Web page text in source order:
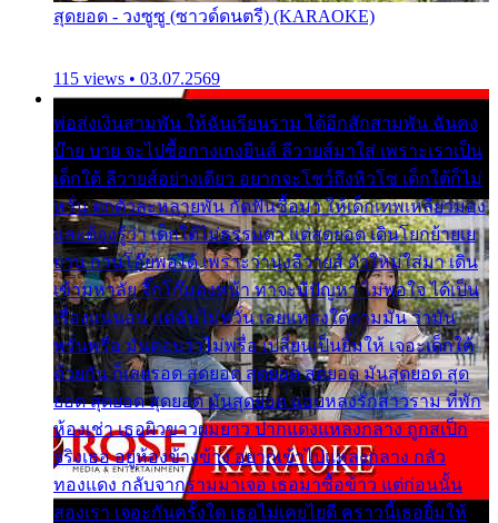
สุดยอด - วงซูซู (ซาวด์ดนตรี) (KARAOKE)
115 views • 03.07.2569
พ่อส่งเงินสามพัน ให้ฉันเรียนราม ได้อีกสักสามพัน ฉันคง
บ๊าย บาย จะไปซื้อกางเกงยีนส์ ลีวายส์มาใส่ เพราะเราเป็น
เด็กใต้ ลีวายส์อย่างเดียว อยากจะโชว์ถึงหิวโซ เด็กใต้ก็ไม่
หวั่น ตกตัวละหลายพัน กัดฟันซื้อมา ให้เด็กเทพเหลียวมอง
และต้องรู้ว่า เด็กใต้ไม่ธรรมดา แต่สุดยอด เดินโยกย้ายเย
ยวน กวนโอ๊ยพอได้ เพราะว่านุ่งลีวายส์ ตัวใหม่ใส่มา เดิน
เข้ามหาลัย จิ๊กโก๊มองหน้า ท่าจะมีปัญหา ไม่พอใจ ได้เป็น
เรื่องแน่นอน แต่ฉันไม่หวั่น เลยแหลงใต้ถามมัน ว่ามัน
พรั่นพรือ มันตอบว่าไม่พรื่อ เปลี่ยนเป็นยิ้มให้ เจอะเด็กใต้
ด้วยกัน ก็เลยรอด สุดยอด สุดยอด สุดยอด มันสุดยอด สุด
ยอด สุดยอด สุดยอด มันสุดยอด แอบหลงรักสาวราม ที่พัก
ห้องเช่า เธอผิวขาวผมยาว ปากแดงแหลงกลาง ถูกสเป็ก
จริงเธอ อยู่ห้องข้างข้าง อยากเข้าไปแหลงกลาง กลัว
ทองแดง กลับจากรามมาเจอ เธอมาซื้อข้าว แต่ก่อนนั้น
สองเรา เจอะกันครั้งใด เธอไม่เคยไยดี คราวนี้เธอยิ้มให้